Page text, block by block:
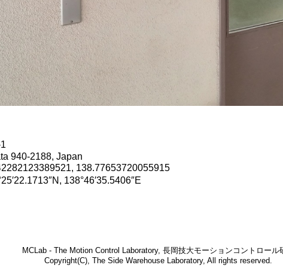
940-2188, Japan
138.77653720055915
138°46′35.5406″E
MCLab - The Motion Control Laboratory, 長岡技大モーションコントロール
Copyright(C), The Side Warehouse Laboratory, All rights reserved.